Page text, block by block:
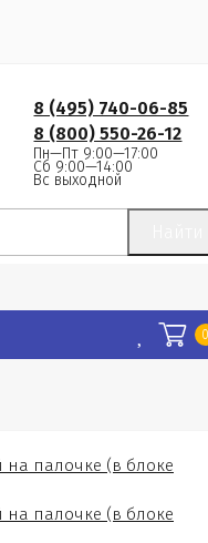
8 (495) 740-06-85
8 (800) 550-26-12
Пн—Пт 9:00—17:00
Сб 9:00—14:00
Вс выходной